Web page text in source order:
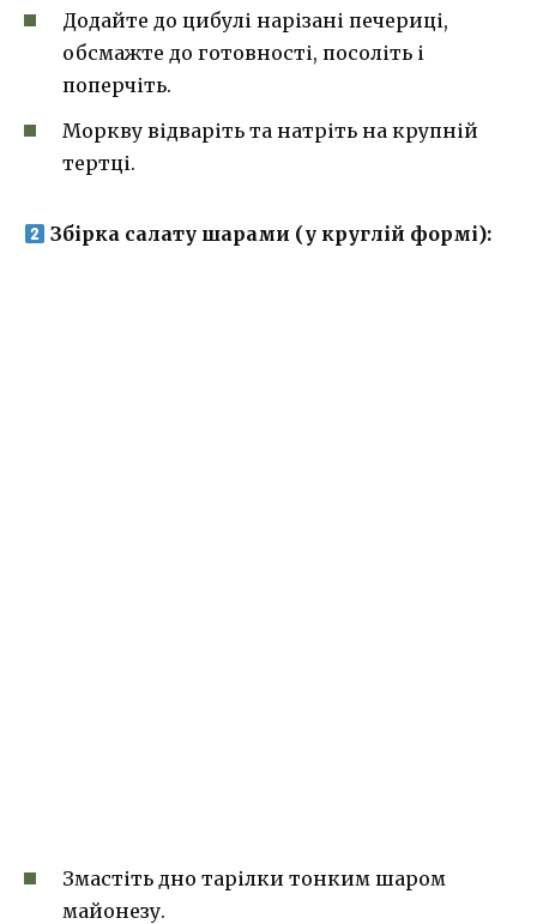
Додайте до цибулі нарізані печериці,
обсмажте до готовності, посоліть і
поперчіть.
Моркву відваріть та натріть на крупній
тертці.
Збірка салату шарами (у круглій формі):
Змастіть дно тарілки тонким шаром
майонезу.